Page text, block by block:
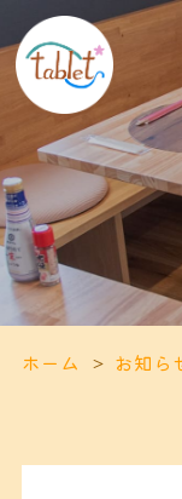
ホーム お知ら